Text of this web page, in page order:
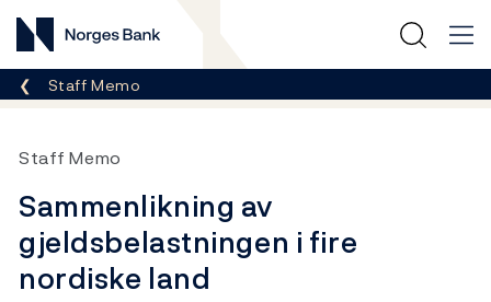
Norges Bank
Her er du nå:
Staff Memo
Staff Memo
Sammenlikning av
gjeldsbelastningen i fire
nordiske land